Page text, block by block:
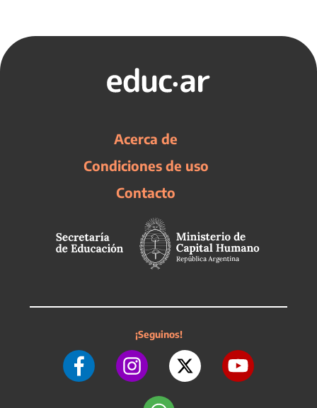
Acerca de
Condiciones de uso
Contacto
¡Seguinos!